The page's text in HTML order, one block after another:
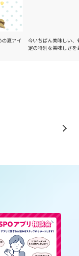
今いちばん美味しい、旬の味覚
定の特別な美味しさをお楽しみ